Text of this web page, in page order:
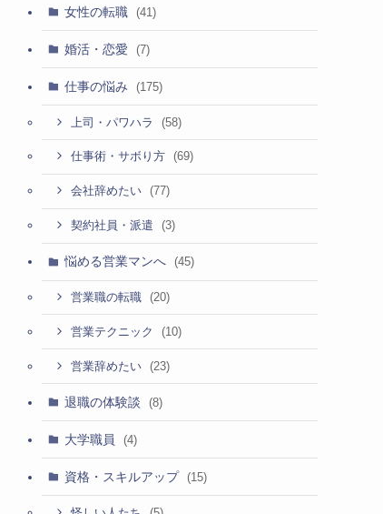
女性の転職 (41)
婚活・恋愛 (7)
仕事の悩み (175)
上司・パワハラ (58)
仕事術・サボり方 (69)
会社辞めたい (77)
契約社員・派遣 (3)
悩める営業マンへ (45)
営業職の転職 (20)
営業テクニック (10)
営業辞めたい (23)
退職の体験談 (8)
大学職員 (4)
資格・スキルアップ (15)